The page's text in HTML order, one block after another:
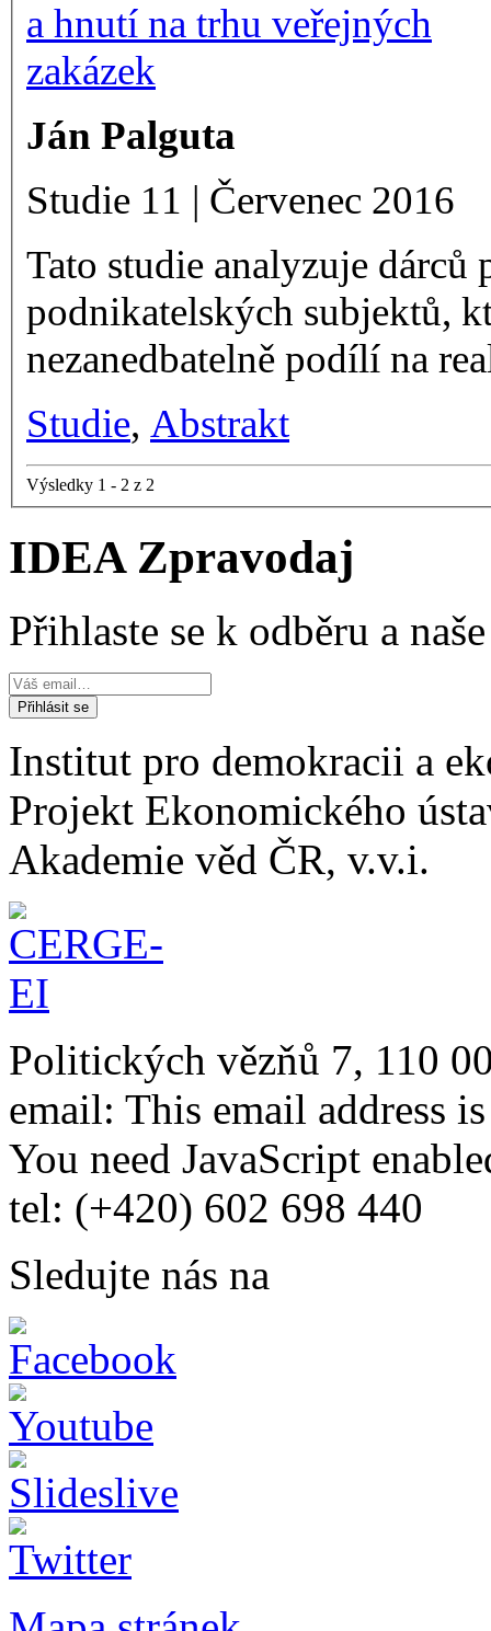
Ján Palguta
Studie 11 | Červenec 2016
Tato studie analyzuje
podnikatelských subjektů,
nezanedbatelně podílí na
Studie, Abstrakt
Výsledky 1 - 2 z 2
IDEA Zpravodaj
Přihlaste se k odběru a
Institut pro demokracii a
Projekt Ekonomického
Akademie věd ČR, v.v.i.
Politických vězňů 7, 110
email: This email address
You need JavaScript
tel: (+420) 602 698 440
Sledujte nás na